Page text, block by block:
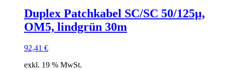
Duplex Patchkabel SC/SC 50/125µ,
OM5, lindgrün 30m
92,41 €
exkl. 19 % MwSt.